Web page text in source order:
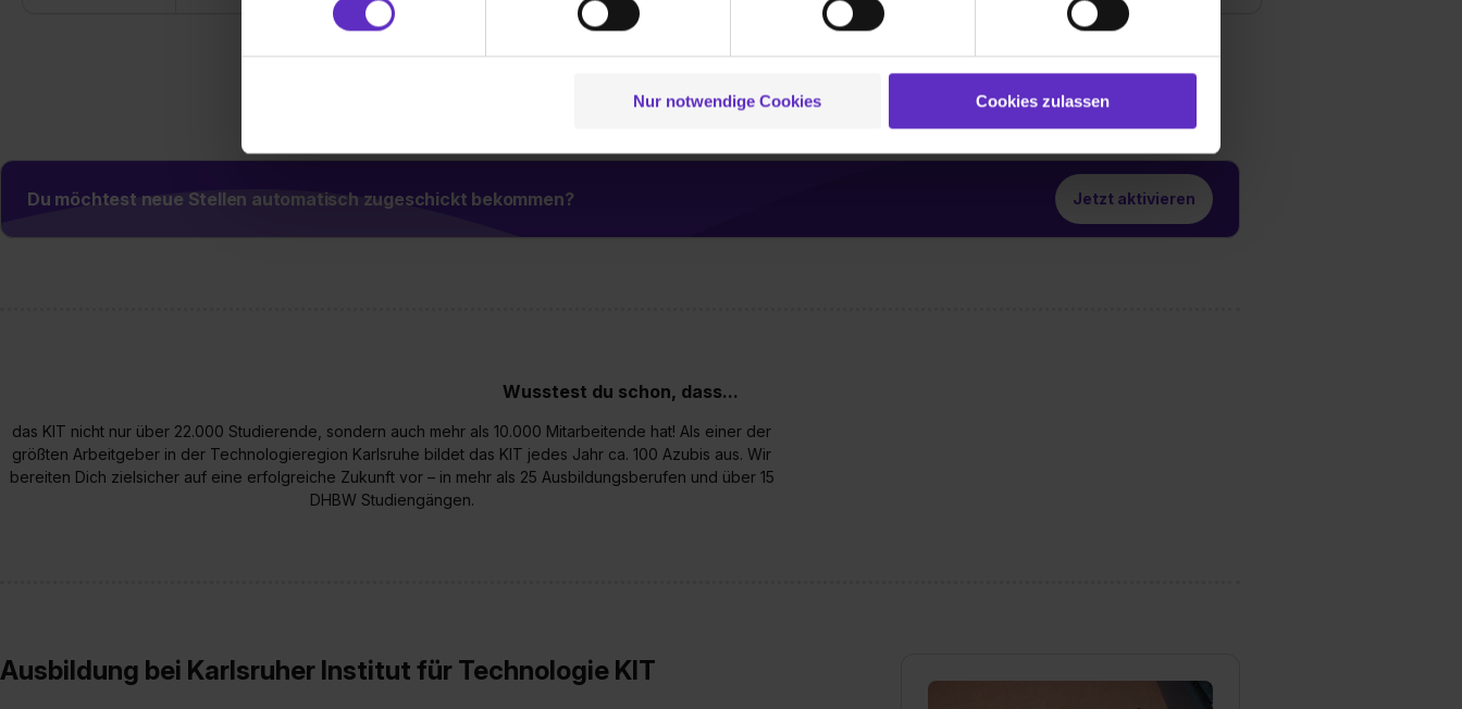
Partner führen diese Informationen möglicherweise mit weiteren Daten zusammen, die du ihnen bereitgestellt hast oder die
zu. . In diesem Fall sowie bei der separaten Aktivierung von „Social Media und Marketing“ bist du auch damit
einverstanden, dass dir nach Setzen der Cookies externe Inhalte (z.B. Videos oder Posts) angezeigt und hierfür
Verwendungszwecke zulassen, triff deine Auswahl über die Checkboxen und klick auf „Auswahl erlauben“. Die
Einwilligung zur Platzierung von Cookies der Kategorien „Präferenzen“, „Statistiken“ und „Social Media und Marketing“
Nur notwendige Cookies Cookies zulassen
Du möchtest neue Stellen automatisch zugeschickt bekommen? Jetzt aktivieren
Wusstest du schon, dass...
das KIT nicht nur über 22.000 Studierende, sondern auch mehr als 10.000 Mitarbeitende hat! Als einer der
größten Arbeitgeber in der Technologieregion Karlsruhe bildet das KIT jedes Jahr ca. 100 Azubis aus. Wir
bereiten Dich zielsicher auf eine erfolgreiche Zukunft vor – in mehr als 25 Ausbildungsberufen und über 15
DHBW Studiengängen.
Ausbildung bei Karlsruher Institut für Technologie KIT